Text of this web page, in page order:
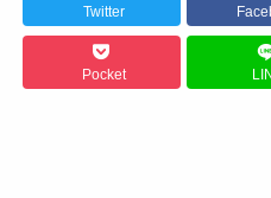
Twitter
Pocket